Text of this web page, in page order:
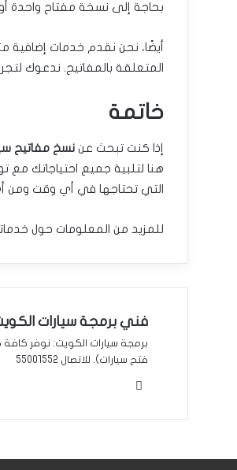
بحاجة إلى نسخة مفتاح واحدة أو
أيضًا، نحن نقدم خدمات إضافية
المتعلقة بالمفاتيح. ندعوك
خاتمة
إذا كنت تبحث عن نسخ مفاتيح
هنا لتلبية جميع احتياجاتك
التي تحتاجها في أي وقت ومن
للمزيد من المعلومات حول
فني برمجة سيارات
فتح سيارات). للاتصال 55001552